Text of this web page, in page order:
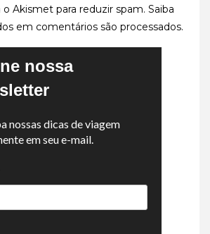
Akismet para reduzir spam. Saiba
em comentários são processados.
nossa
nossas dicas de viagem
em seu e-mail.